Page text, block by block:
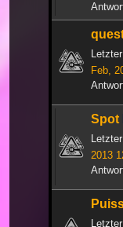
Feb,
Spot
2013